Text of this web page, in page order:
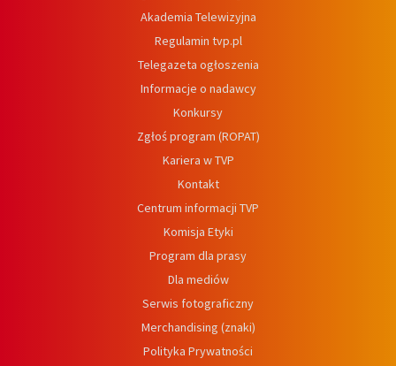
Akademia Telewizyjna
Regulamin tvp.pl
Telegazeta ogłoszenia
Informacje o nadawcy
Konkursy
Zgłoś program (ROPAT)
Kariera w TVP
Kontakt
Centrum informacji TVP
Komisja Etyki
Program dla prasy
Dla mediów
Serwis fotograficzny
Merchandising (znaki)
Polityka Prywatności